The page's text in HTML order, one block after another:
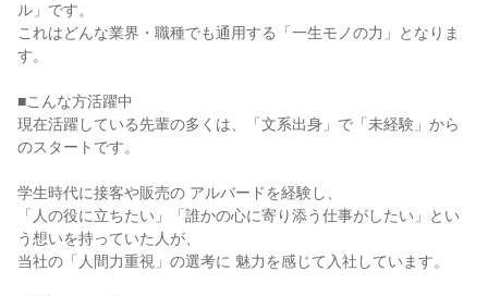
ル」です。
これはどんな業界・職種でも通用する「一生モノの力」となりま
す。
■こんな方活躍中
現在活躍している先輩の多くは、「文系出身」で「未経験」から
のスタートです。
学生時代に接客や販売の アルバードを経験し、
「人の役に立ちたい」「誰かの心に寄り添う仕事がしたい」とい
う想いを持っていた人が、
当社の「人間力重視」の選考に 魅力を感じて入社しています。